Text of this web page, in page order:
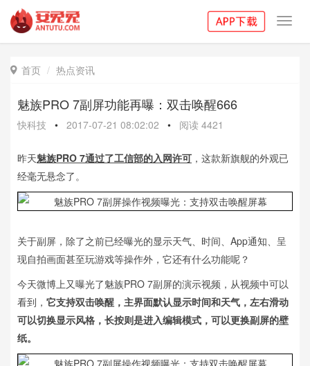
 首页 热点资讯
魅族PRO 7副屏功能再曝：双击唤醒666
快科技 • 2017-07-21 08:02:02 • 阅读 4421
昨天魅族PRO 7通过了工信部的入网许可 ，这款新旗舰的外观已
经毫无悬念了。
关于副屏，除了之前已经曝光的显示天气、时间、App通知、呈
现自拍画面甚至玩游戏等操作外，它还有什么功能呢？
今天微博上又曝光了魅族PRO 7副屏的演示视频，从视频中可以
看到， 它支持双击唤醒，主界面默认显示时间和天气，左右滑动
可以切换显示风格，长按则是进入编辑模式，可以更换副屏的壁
纸。